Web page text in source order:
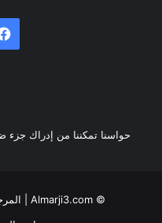
حواسنا تمكننا من إدراك جزء
© Almarji3.com | المرجع.كوم ، جميع الحقوق محفوظة